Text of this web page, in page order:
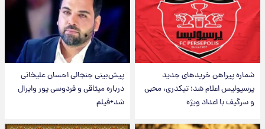
شماره پیراهن خریدهای جدید
پرسپولیس اعلام شد؛ تیکدری، محبی
و سرگیف با اعداد ویژه
پیش‌بینی جنجالی احسان علیخانی
درباره میثاقی و فردوسی پور وایرال
شد+فیلم